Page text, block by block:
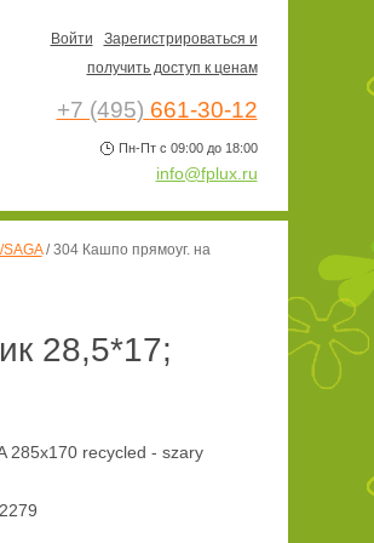
/304 Кашпо прямоуг. на
28,5*17;
285x170 recycled - szary
Войти
Зарегистрироваться и
получить доступ к ценам
+7 (495) 661-30-12
Пн-Пт с 09:00 до 18:00
info@fplux.ru